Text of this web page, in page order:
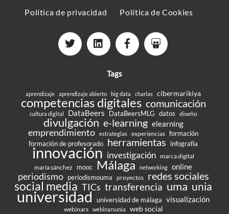
Política de privacidad
Política de Cookies
Tags
aprendizaje aprendizaje abierto big data charlas cibermarikiya
competencias digitales comunicación
cultura digital DataBeers DataBeersMLG datos diseño
divulgación e-learning elearning
emprendimiento estrategias experiencias formación
formación de profesorado herramientas infografía
innovación investigación marca digital
maría sánchez
mooc Málaga networking online
periodismo periodismouma proyectos redes sociales
social media TICs transferencia uma unia
universidad universidad de málaga visualización
webinars webinarsunia web social